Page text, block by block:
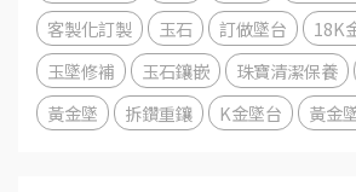
客製化訂製
玉石 訂做墜台 18K
玉墜修補
玉石鑲嵌 珠寶清潔保養
黃金墜
拆鑽重鑲 K金墜台 黃金